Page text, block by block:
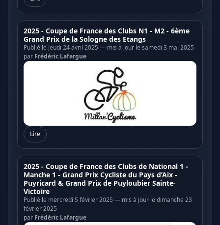
2025 - Coupe de France des Clubs N1 - M2 - 6ème
Grand Prix de la Sologne des Etangs
Publié le jeudi 24 avril 2025 — mis à jour le samedi 3 mai 2025
par Frédéric Lafargue
Lire
2025 - Coupe de France des Clubs de National 1 -
Manche 1 - Grand Prix Cycliste du Pays d’Aix -
Puyricard & Grand Prix de Puyloubier Sainte-
Victoire
Publié le mercredi 5 février 2025 — mis à jour le dimanche 23
février 2025
par Frédéric Lafargue